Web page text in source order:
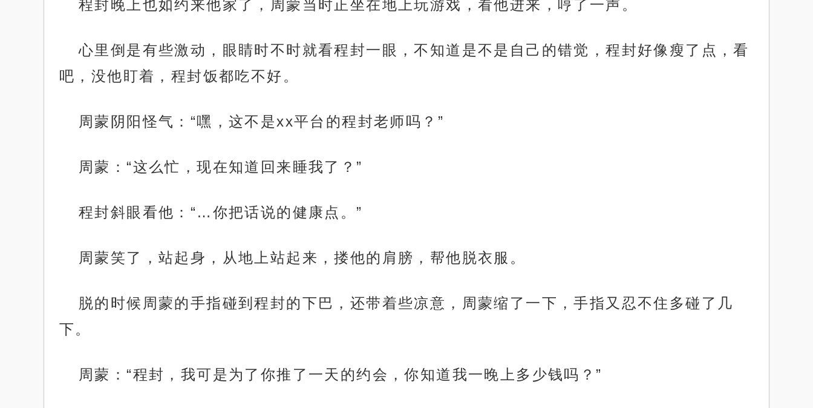
程封晚上也如约来他家了，周蒙当时正坐在地上玩游戏，看他进来，哼了一声。
心里倒是有些激动，眼睛时不时就看程封一眼，不知道是不是自己的错觉，程封好像瘦了点，看
吧，没他盯着，程封饭都吃不好。
周蒙阴阳怪气：“嘿，这不是xx平台的程封老师吗？”
周蒙：“这么忙，现在知道回来睡我了？”
程封斜眼看他：“…你把话说的健康点。”
周蒙笑了，站起身，从地上站起来，搂他的肩膀，帮他脱衣服。
脱的时候周蒙的手指碰到程封的下巴，还带着些凉意，周蒙缩了一下，手指又忍不住多碰了几
下。
周蒙：“程封，我可是为了你推了一天的约会，你知道我一晚上多少钱吗？”